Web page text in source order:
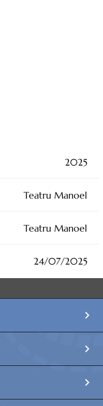
2025
Teatru Manoel
Teatru Manoel
24/07/2025